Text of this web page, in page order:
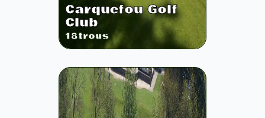
Carquefou Golf
Club
18trous